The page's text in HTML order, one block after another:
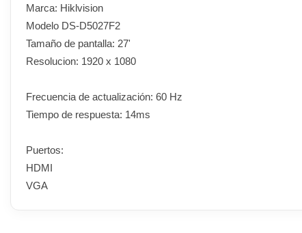
Marca: Hiklvision
Modelo DS-D5027F2
Tamaño de pantalla: 27'
Resolucion: 1920 x 1080
Frecuencia de actualización: 60 Hz
Tiempo de respuesta: 14ms
Puertos:
HDMI
VGA